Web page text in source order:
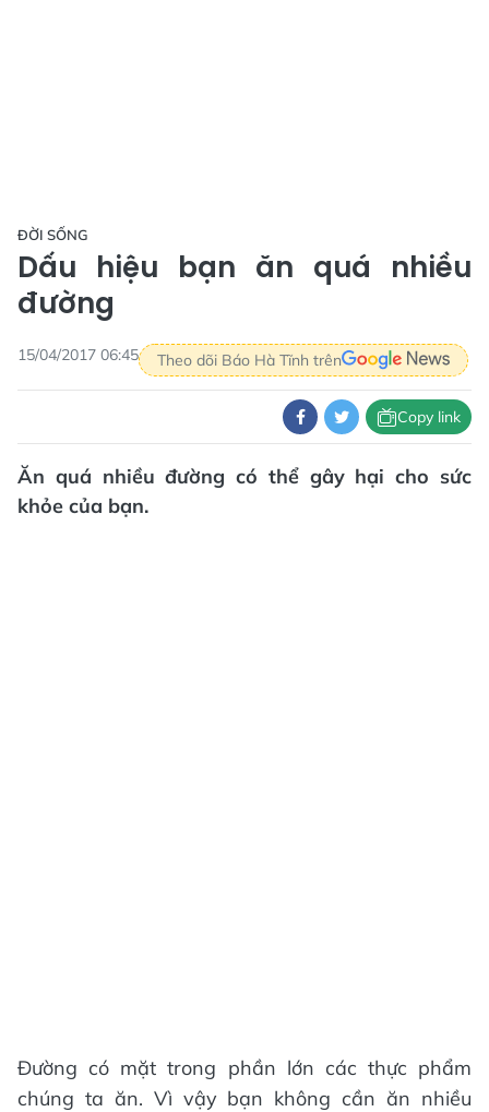
ĐỜI SỐNG
Dấu hiệu bạn ăn quá nhiều
đường
15/04/2017 06:45 Theo dõi Báo Hà Tĩnh trên
Copy link
Ăn quá nhiều đường có thể gây hại cho sức
khỏe của bạn.
Đường có mặt trong phần lớn các thực phẩm
chúng ta ăn. Vì vậy bạn không cần ăn nhiều